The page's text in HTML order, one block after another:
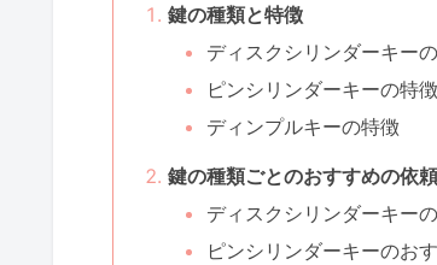
鍵の種類と特徴
ディスクシリンダーキー
ピンシリンダーキーの特徴
ディンプルキーの特徴
鍵の種類ごとのおすすめの依
ディスクシリンダーキー
ピンシリンダーキーのお